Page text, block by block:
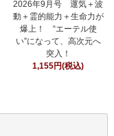
2026年9月号 運気＋波
動＋霊的能力＋生命力が
爆上！ “エーテル使
い”になって、高次元へ
突入！
1,155円(税込)